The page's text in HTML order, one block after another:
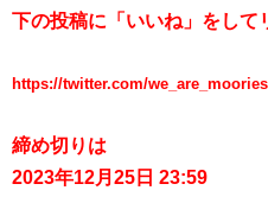
下の投稿に「いいね」をして
https://twitter.com/
締め切りは
2023年12月25日 23:59